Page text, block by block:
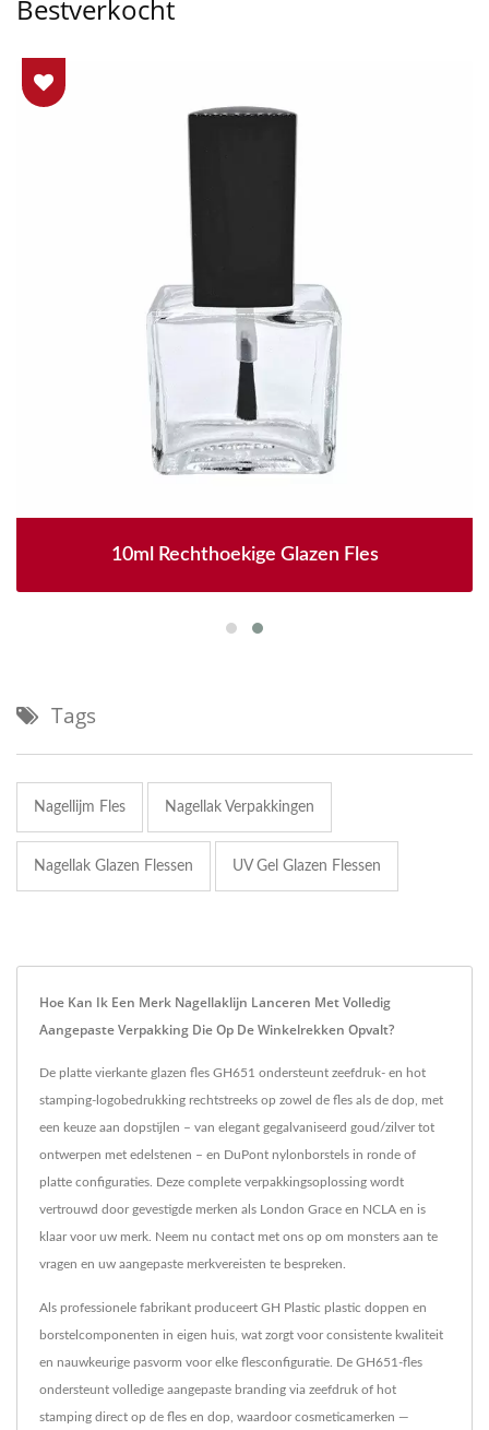
Bestverkocht
10ml Rechthoekige Glazen Fles
Tags
Nagellijm Fles Nagellak Verpakkingen
Nagellak Glazen Flessen UV Gel Glazen Flessen
Hoe Kan Ik Een Merk Nagellaklijn Lanceren Met Volledig
Aangepaste Verpakking Die Op De Winkelrekken Opvalt?
De platte vierkante glazen fles GH651 ondersteunt zeefdruk- en hot
stamping-logobedrukking rechtstreeks op zowel de fles als de dop, met
een keuze aan dopstijlen – van elegant gegalvaniseerd goud/zilver tot
ontwerpen met edelstenen – en DuPont nylonborstels in ronde of
platte configuraties. Deze complete verpakkingsoplossing wordt
vertrouwd door gevestigde merken als London Grace en NCLA en is
klaar voor uw merk. Neem nu contact met ons op om monsters aan te
vragen en uw aangepaste merkvereisten te bespreken.
Als professionele fabrikant produceert GH Plastic plastic doppen en
borstelcomponenten in eigen huis, wat zorgt voor consistente kwaliteit
en nauwkeurige pasvorm voor elke flesconfiguratie. De GH651-fles
ondersteunt volledige aangepaste branding via zeefdruk of hot
stamping direct op de fles en dop, waardoor cosmeticamerken —